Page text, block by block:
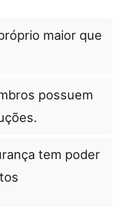
maior que
possuem
tem poder